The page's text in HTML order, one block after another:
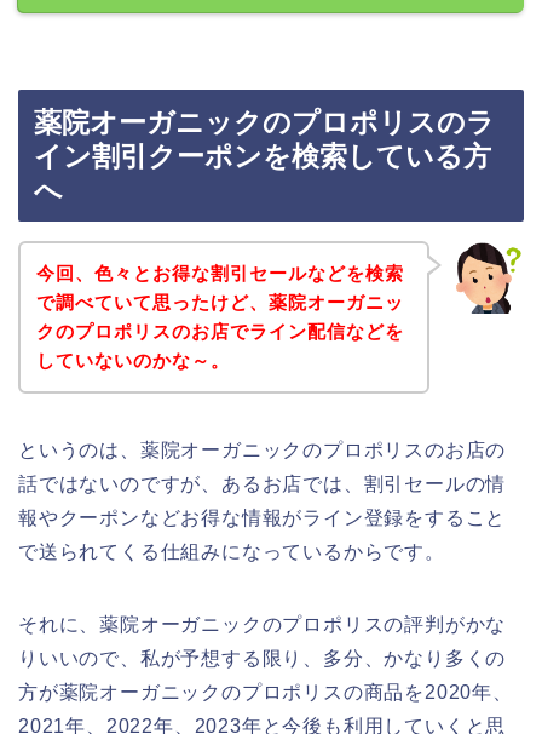
薬院オーガニックのプロポリスのラ
イン割引クーポンを検索している方
へ
今回、色々とお得な割引セールなどを検索
で調べていて思ったけど、薬院オーガニッ
クのプロポリスのお店でライン配信などを
していないのかな～。
というのは、薬院オーガニックのプロポリスのお店の
話ではないのですが、あるお店では、割引セールの情
報やクーポンなどお得な情報がライン登録をすること
で送られてくる仕組みになっているからです。
それに、薬院オーガニックのプロポリスの評判がかな
りいいので、私が予想する限り、多分、かなり多くの
方が薬院オーガニックのプロポリスの商品を2020年、
2021年、2022年、2023年と今後も利用していくと思